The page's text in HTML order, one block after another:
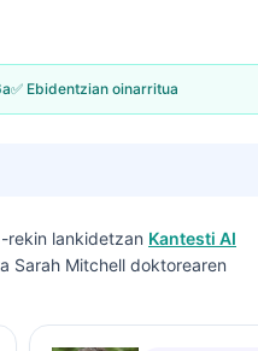
✅ Ebidentzian oinarritua
-rekin lankidetzan Kantesti AI
Sarah Mitchell doktorearen